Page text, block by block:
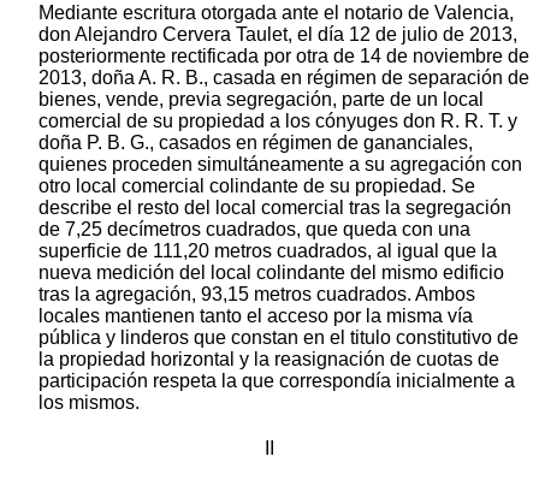
Mediante escritura otorgada ante el notario de Valencia,
don Alejandro Cervera Taulet, el día 12 de julio de 2013,
posteriormente rectificada por otra de 14 de noviembre de
2013, doña A. R. B., casada en régimen de separación de
bienes, vende, previa segregación, parte de un local
comercial de su propiedad a los cónyuges don R. R. T. y
doña P. B. G., casados en régimen de gananciales,
quienes proceden simultáneamente a su agregación con
otro local comercial colindante de su propiedad. Se
describe el resto del local comercial tras la segregación
de 7,25 decímetros cuadrados, que queda con una
superficie de 111,20 metros cuadrados, al igual que la
nueva medición del local colindante del mismo edificio
tras la agregación, 93,15 metros cuadrados. Ambos
locales mantienen tanto el acceso por la misma vía
pública y linderos que constan en el titulo constitutivo de
la propiedad horizontal y la reasignación de cuotas de
participación respeta la que correspondía inicialmente a
los mismos.